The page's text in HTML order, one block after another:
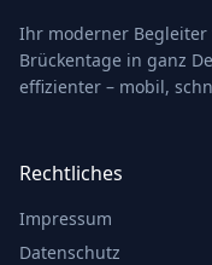
Ihr moderner
Brückentage in ganz
effizienter – mobil,
Rechtliches
Impressum
Datenschutz